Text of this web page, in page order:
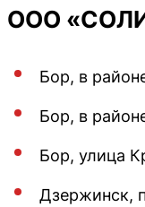
ООО
Бор, в
Бор, в
Бор, улица
Дзержинск,